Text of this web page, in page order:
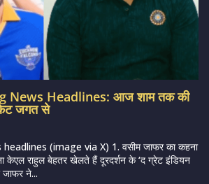
News Headlines: आज शाम तक की
जगत से
(image via X) 1. वसीम जाफर का कहना
केएल राहुल बेहतर खेलते हैं दूरदर्शन के ‘द ग्रेट इंडियन
जाफर ने...